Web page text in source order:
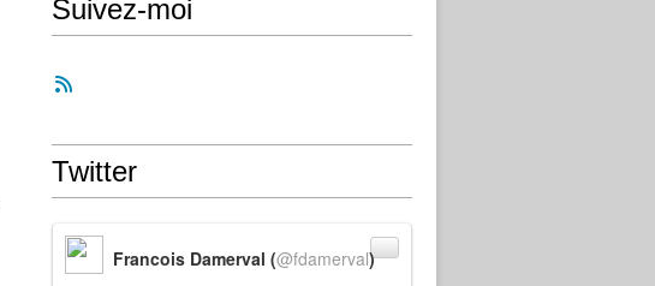
Suivez-moi
Twitter
Francois Damerval (@fdamerval)